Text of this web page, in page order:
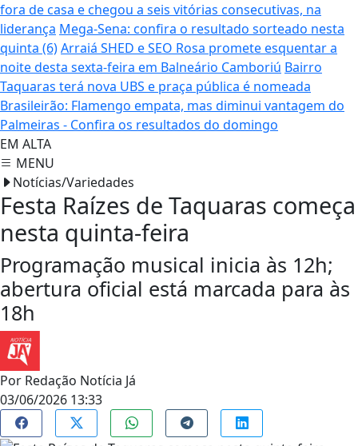
fora de casa e chegou a seis vitórias consecutivas, na
liderança Mega-Sena: confira o resultado sorteado nesta
quinta (6)Arraiá SHED e SEO Rosa promete esquentar a
noite desta sexta-feira em Balneário Camboriú Bairro
Taquaras terá nova UBS e praça pública é nomeada
Brasileirão: Flamengo empata, mas diminui vantagem do
Palmeiras - Confira os resultados do domingo
EM ALTA
MENU
Notícias/Variedades
Festa Raízes de Taquaras começa
nesta quinta-feira
Programação musical inicia às 12h;
abertura oficial está marcada para às
18h
Por Redação Notícia Já
03/06/2026 13:33